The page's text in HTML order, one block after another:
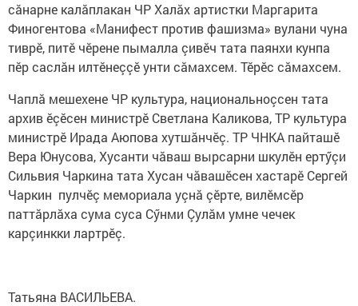
сăнарне калăплакан ЧР Халăх артистки Маргарита
Финогентова «Манифест против фашизма» вулани чуна
тиврӗ, питӗ чӗрене пымалла çивӗч тата паянхи кунпа
пӗр саслăн илтӗнеççӗ унти сăмахсем. Тӗрӗс сăмахсем.
Чаплă мешехене ЧР культура, национальноçсен тата
архив ӗçӗсен министрӗ Светлана Каликова, ТР культура
министрӗ Ирада Аюпова хутшăнчӗç. ТР ЧНКА пайташӗ
Вера Юнусова, Хусанти чăваш вырсарни шкулӗн ертӳçи
Сильвия Чаркина тата Хусан чăвашӗсен хастарӗ Сергей
Чаркин пулчӗç мемориала уçнă çӗрте, вилӗмсӗр
паттăрлăха сума суса Сӳнми Çулăм умне чечек
карçинкки лартрӗç.
Татьяна ВАСИЛЬЕВА.